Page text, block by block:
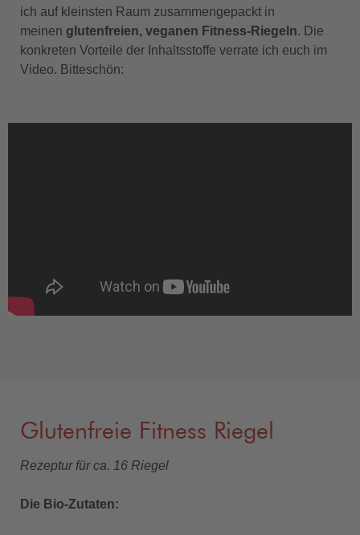
ich auf kleinsten Raum zusammengepackt in
meinen glutenfreien, veganen Fitness-Riegeln. Die
konkreten Vorteile der Inhaltsstoffe verrate ich euch im
Video. Bitteschön:
Glutenfreie Fitness Riegel
Rezeptur für ca. 16 Riegel
Die Bio-Zutaten: